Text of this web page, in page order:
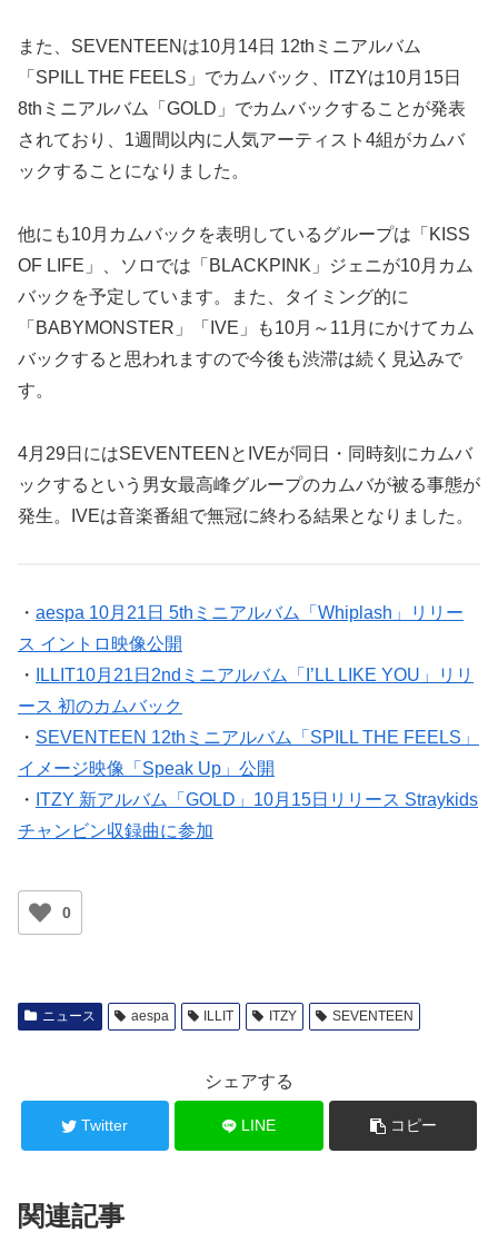
また、SEVENTEENは10月14日 12thミニアルバム
「SPILL THE FEELS」でカムバック、ITZYは10月15日
8thミニアルバム「GOLD」でカムバックすることが発表
されており、1週間以内に人気アーティスト4組がカムバ
ックすることになりました。
他にも10月カムバックを表明しているグループは「KISS
OF LIFE」、ソロでは「BLACKPINK」ジェニが10月カム
バックを予定しています。また、タイミング的に
「BABYMONSTER」「IVE」も10月～11月にかけてカム
バックすると思われますので今後も渋滞は続く見込みで
す。
4月29日にはSEVENTEENとIVEが同日・同時刻にカムバ
ックするという男女最高峰グループのカムバが被る事態が
発生。IVEは音楽番組で無冠に終わる結果となりました。
・ aespa 10月21日 5thミニアルバム「Whiplash」リリー
ス イントロ映像公開
・
ILLIT10月21日2ndミニアルバム「I’LL LIKE YOU」リリ
ース 初のカムバック
・ SEVENTEEN 12thミニアルバム「SPILL THE FEELS」
イメージ映像「Speak Up」公開
・ ITZY 新アルバム「GOLD」10月15日リリース Straykids
チャンビン収録曲に参加
0
ニュース aespa ILLIT ITZY SEVENTEEN
シェアする
Twitter LINE コピー
関連記事